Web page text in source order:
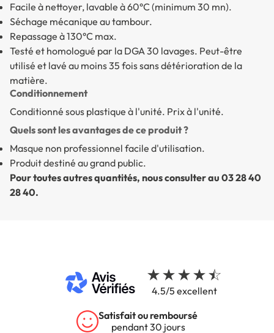
Facile à nettoyer, lavable à 60°C (minimum 30 mn).
Séchage mécanique au tambour.
Repassage à 130°C max.
Testé et homologué par la DGA 30 lavages. Peut-être
utilisé et lavé au moins 35 fois sans détérioration de la
matière.
Conditionnement
Conditionné sous plastique à l'unité. Prix à l'unité.
Quels sont les avantages de ce produit ?
Masque non professionnel facile d'utilisation.
Produit destiné au grand public.
Pour toutes autres quantités, nous consulter au 03 28 40
28 40.
4.5/5 excellent
Satisfait ou remboursé
pendant 30 jours